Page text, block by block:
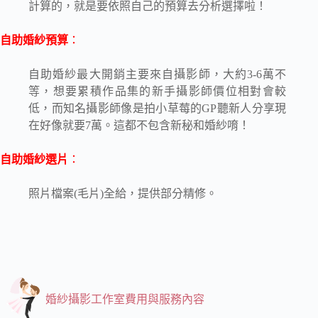
計算的，就是要依照自己的預算去分析選擇啦！
自助婚紗預算 ：
自助婚紗最大開銷主要來自攝影師，大約3-6萬不
等，想要累積作品集的新手攝影師價位相對會較
低，而知名攝影師像是拍小草莓的GP聽新人分享現
在好像就要7萬。這都不包含新秘和婚紗唷！
自助婚紗選片 ：
照片檔案(毛片)全給，提供部分精修。
婚紗攝影工作室費用與服務內容